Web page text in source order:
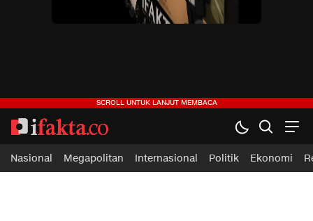
ifakta.co
#pastibenar
Nasional Megapolitan Internasional Politik Ekonomi